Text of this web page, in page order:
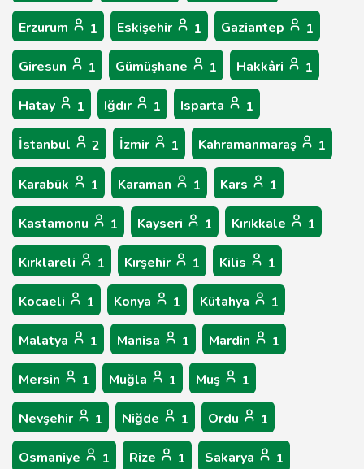
Erzurum 1 Eskişehir 1 Gaziantep 1
Giresun 1 Gümüşhane 1 Hakkâri 1
Hatay 1 Iğdır 1 Isparta 1
İstanbul 2 İzmir 1 Kahramanmaraş 1
Karabük 1 Karaman 1 Kars 1
Kastamonu 1 Kayseri 1 Kırıkkale 1
Kırklareli 1 Kırşehir 1 Kilis 1
Kocaeli 1 Konya 1 Kütahya 1
Malatya 1 Manisa 1 Mardin 1
Mersin 1 Muğla 1 Muş 1
Nevşehir 1 Niğde 1 Ordu 1
Osmaniye 1 Rize 1 Sakarya 1